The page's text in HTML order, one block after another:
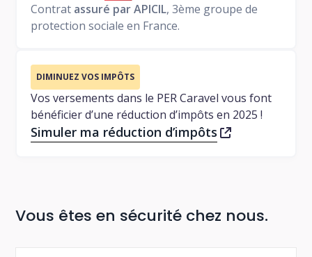
Contrat assuré par APICIL, 3ème groupe de
protection sociale en France.
DIMINUEZ VOS IMPÔTS
Vos versements dans le PER Caravel vous font
bénéficier d’une réduction d’impôts en 2025 !
Simuler ma réduction d’impôts
Vous êtes en sécurité chez nous.